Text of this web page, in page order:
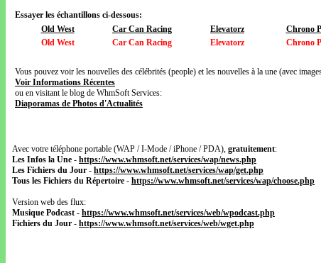
Essayer les échantillons ci-dessous:
Old West
Car Can Racing Elevatorz Chrono
Old West
Car Can Racing Elevatorz Chrono
Vous pouvez voir les nouvelles des célébrités (people) et les nouvelles à la une (avec
Voir Informations Récentes
ou en visitant le blog de WhmSoft Services:
Diaporamas de Photos d'Actualités
Avec votre téléphone portable (WAP / I-Mode / iPhone / PDA), gratuitement:
Les Infos la Une - https://www.whmsoft.net/services/wap/news.php
Les Fichiers du Jour - https://www.whmsoft.net/services/wap/get.php
Tous les Fichiers du Répertoire - https://www.whmsoft.net/services/wap/choose.php
Version web des flux:
Musique Podcast - https://www.whmsoft.net/services/web/wpodcast.php
Fichiers du Jour - https://www.whmsoft.net/services/web/wget.php